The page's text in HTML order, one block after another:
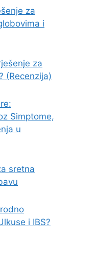
za
i
za
(Recenzija)
Simptome,
u
sretna
i IBS?